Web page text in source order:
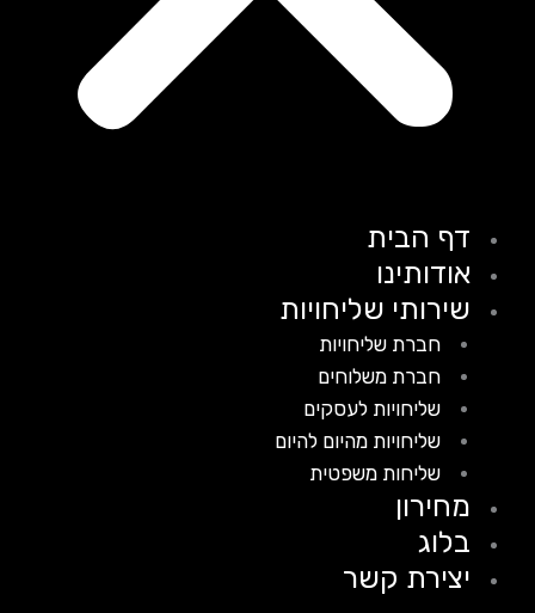
דף הבית
אודותינו
שירותי שליחויות
חברת שליחויות
חברת משלוחים
שליחויות לעסקים
שליחויות מהיום להיום
שליחות משפטית
מחירון
בלוג
יצירת קשר